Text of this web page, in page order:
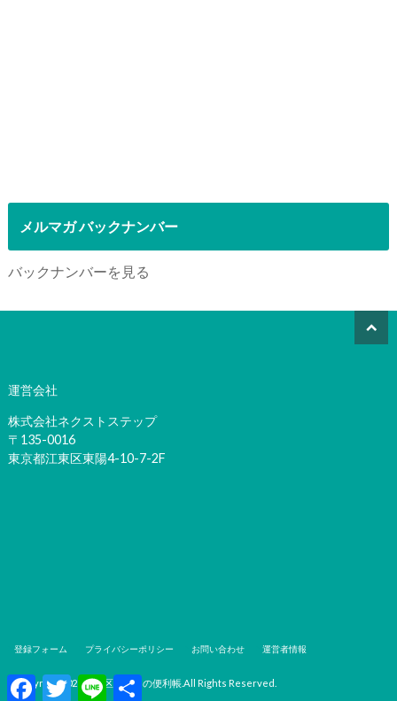
メルマガ バックナンバー
バックナンバーを見る
運営会社
株式会社ネクストステップ
〒135-0016
東京都江東区東陽4-10-7-2F
登録フォーム プライバシーポリシー お問い合わせ 運営者情報
©Copyright2026中央区暮らしの便利帳.All Rights Reserved.
F
T
L
共